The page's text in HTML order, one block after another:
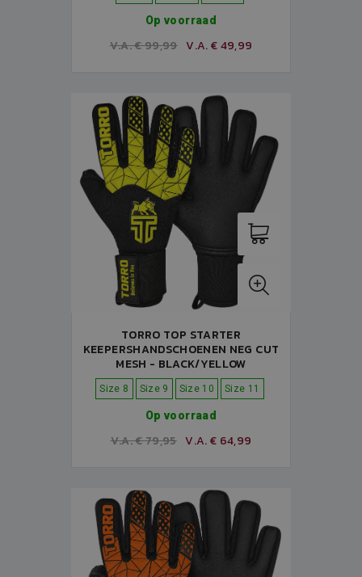
Op voorraad
V.A. € 99,99 V.A. € 49,99
TORRO TOP STARTER
KEEPERSHANDSCHOENEN NEG CUT
MESH - BLACK/YELLOW
Size 8 Size 9 Size 10 Size 11
Op voorraad
V.A. € 79,95 V.A. € 64,99